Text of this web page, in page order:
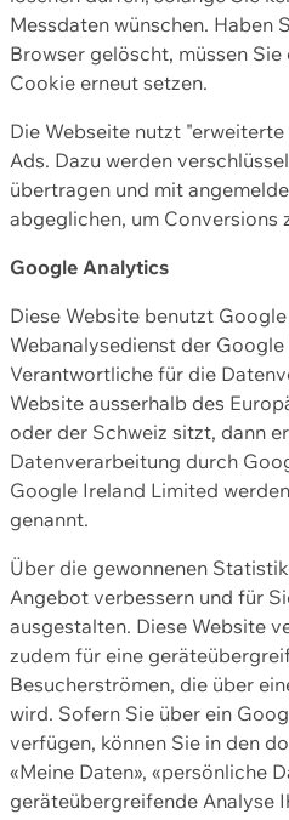
Messdaten wünschen. Haben
Browser gelöscht, müssen
Cookie erneut setzen.
Die Webseite nutzt
Ads. Dazu werden
übertragen und mit
abgeglichen, um Conversions
Google Analytics
Diese Website benutzt
Webanalysedienst der
Verantwortliche für die
Website ausserhalb des
oder der Schweiz sitzt, dann
Datenverarbeitung durch
Google Ireland Limited
genannt.
Über die gewonnenen
Angebot verbessern und für
ausgestalten. Diese Website
zudem für eine
Besucherströmen, die über
wird. Sofern Sie über ein
verfügen, können Sie in den
«Meine Daten», «persönliche
geräteübergreifende Analyse